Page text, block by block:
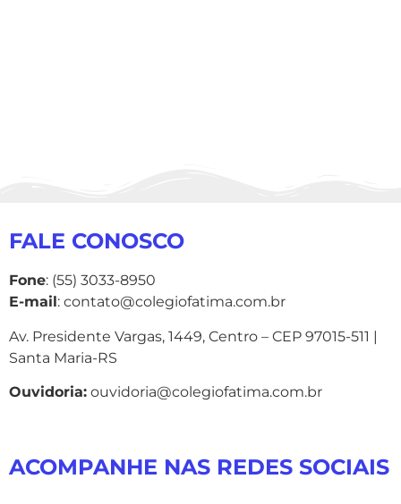
FALE CONOSCO
Fone: (55) 3033-8950
E-mail: contato@colegiofatima.com.br
Av. Presidente Vargas, 1449, Centro – CEP 97015-511 |
Santa Maria-RS
Ouvidoria: ouvidoria@colegiofatima.com.br
ACOMPANHE NAS REDES SOCIAIS